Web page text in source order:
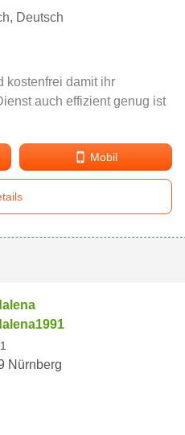
Deutsch
kostenfrei damit ihr
auch effizient genug ist
Mobil
Nürnberg